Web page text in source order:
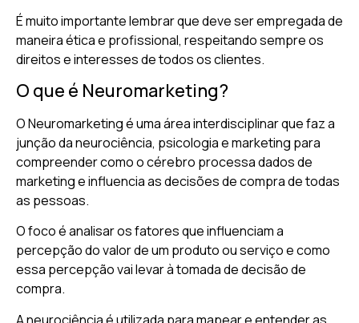
É muito importante lembrar que deve ser empregada de
maneira ética e profissional, respeitando sempre os
direitos e interesses de todos os clientes.
O que é Neuromarketing?
O Neuromarketing é uma área interdisciplinar que faz a
junção da neurociência, psicologia e marketing para
compreender como o cérebro processa dados de
marketing e influencia as decisões de compra de todas
as pessoas.
O foco é analisar os fatores que influenciam a
percepção do valor de um produto ou serviço e como
essa percepção vai levar à tomada de decisão de
compra.